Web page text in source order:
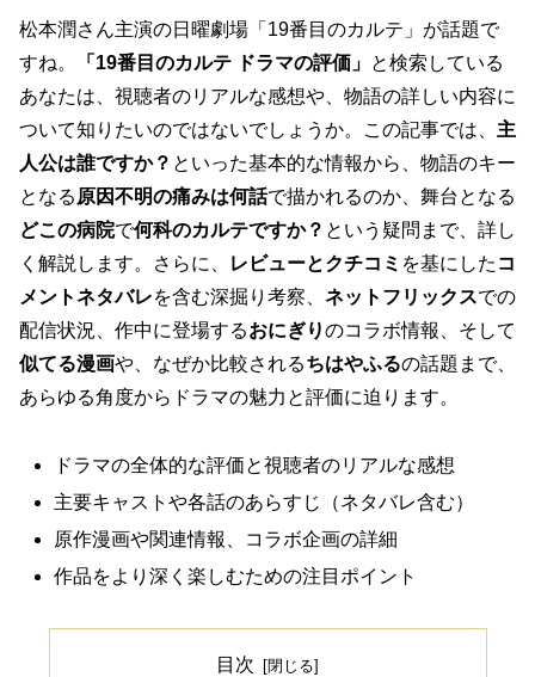
松本潤さん主演の日曜劇場「19番目のカルテ」が話題で
すね。
「19番目のカルテ ドラマの評価」 と検索している
あなたは、視聴者のリアルな感想や、物語の詳しい内容に
ついて知りたいのではないでしょうか。この記事では、 主
人公は誰ですか？ といった基本的な情報から、物語のキー
となる 原因不明の痛みは何話で描かれるのか、舞台となる
どこの病院で何科のカルテですか？ という疑問まで、詳し
く解説します。さらに、
レビューとクチコミ を基にした コ
メントネタバレを含む深掘り考察、 ネットフリックスでの
配信状況、作中に登場するおにぎりのコラボ情報、そして
似てる漫画や、なぜか比較されるちはやふるの話題まで、
あらゆる角度からドラマの魅力と評価に迫ります。
ドラマの全体的な評価と視聴者のリアルな感想
主要キャストや各話のあらすじ（ネタバレ含む）
原作漫画や関連情報、コラボ企画の詳細
作品をより深く楽しむための注目ポイント
目次